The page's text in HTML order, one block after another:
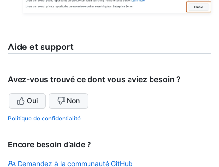
Aide et support
Avez-vous trouvé ce dont vous aviez besoin ?
Oui Non
Politique de confidentialité
Encore besoin d’aide ?
Demandez à la communauté GitHub